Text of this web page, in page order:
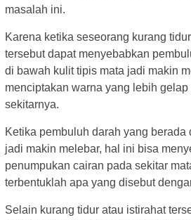
masalah ini.
Karena ketika seseorang kurang
tersebut dapat menyebabkan
di bawah kulit tipis mata jadi makin
menciptakan warna yang lebih
sekitarnya.
Ketika pembuluh darah yang berada
jadi makin melebar, hal ini bisa
penumpukan cairan pada sekitar
terbentuklah apa yang disebut
Selain kurang tidur atau istirahat